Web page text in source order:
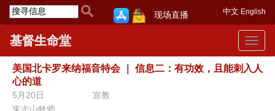
中文 English
现场直播
Toggle
基督生命堂
美国北卡罗来纳福音特会
信息二：有功效，且能刺入人
心的道
5月20日
宣教